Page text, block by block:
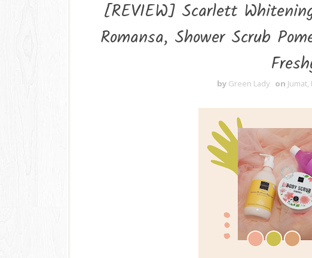
[REVIEW] Scarlett
Romansa, Shower Scrub
by Green Lady on